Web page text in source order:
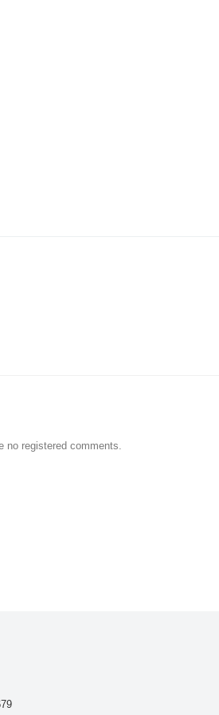
no registered comments.